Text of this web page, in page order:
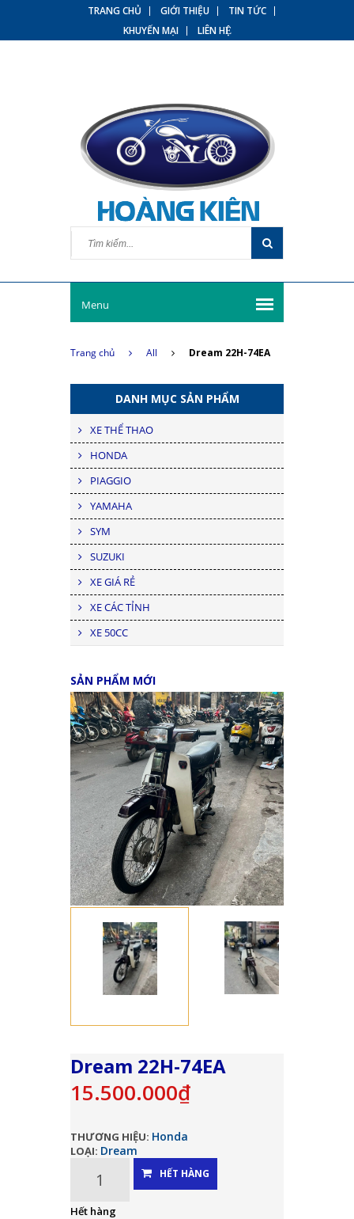
TRANG CHỦ GIỚI THIỆU
TIN TỨC
KHUYẾN MẠI
LIÊN HỆ
Menu
Trang chủ All Dream 22H-74EA
DANH MỤC SẢN PHẨM
XE THỂ THAO
HONDA
PIAGGIO
YAMAHA
SYM
SUZUKI
XE GIÁ RẺ
XE CÁC TỈNH
XE 50CC
SẢN PHẨM MỚI
Dream 22H-74EA
15.500.000₫
THƯƠNG HIỆU: Honda
LOẠI: Dream
HẾT HÀNG
Hết hàng